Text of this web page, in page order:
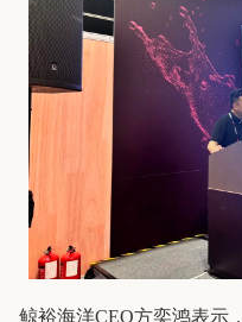
鲸裕海洋CEO方奕鸿表示